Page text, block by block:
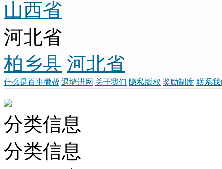
山西省
河北省
柏乡县 河北省
什么是百事微帮 退墙进网 关于我们 隐私版权 奖励制度 联系我
分类信息
分类信息